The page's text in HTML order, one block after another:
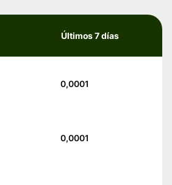
Últimos 7 días
0,0001
0,0001